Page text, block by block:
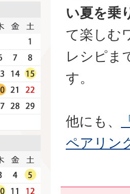
い夏を乗
て楽しむ
レシピま
す。
他にも、
ペアリン